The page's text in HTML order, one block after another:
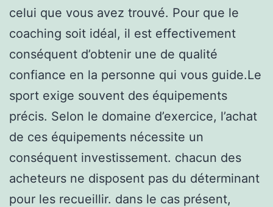
celui que vous avez trouvé. Pour que le
coaching soit idéal, il est effectivement
conséquent d’obtenir une de qualité
confiance en la personne qui vous guide.Le
sport exige souvent des équipements
précis. Selon le domaine d’exercice, l’achat
de ces équipements nécessite un
conséquent investissement. chacun des
acheteurs ne disposent pas du déterminant
pour les recueillir. dans le cas présent,